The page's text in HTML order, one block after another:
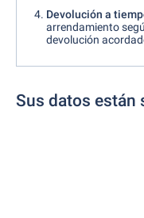
Devolución a
arrendamiento
devolución
Sus datos están